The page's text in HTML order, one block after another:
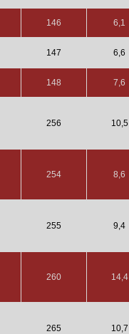
146 6,1
147 6,6
148 7,6
256 10,5
254 8,6
255 9,4
260 14,4
265 10,7